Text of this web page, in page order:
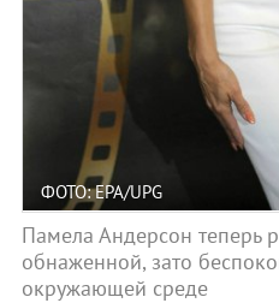
ФОТО: EPA/UPG
Памела Андерсон теперь
обнаженной, зато
окружающей среде